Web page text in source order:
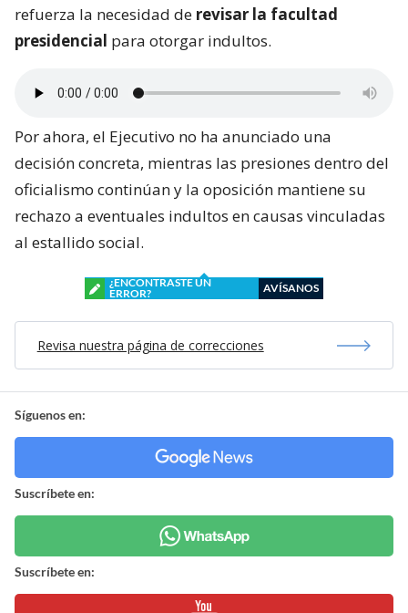
refuerza la necesidad de revisar la facultad
presidencial para otorgar indultos.
Por ahora, el Ejecutivo no ha anunciado una
decisión concreta, mientras las presiones dentro del
oficialismo continúan y la oposición mantiene su
rechazo a eventuales indultos en causas vinculadas
al estallido social.
¿ENCONTRASTE UN
ERROR?
AVÍSANOS
Revisa nuestra página de correcciones
Síguenos en:
Suscríbete en:
Suscríbete en: